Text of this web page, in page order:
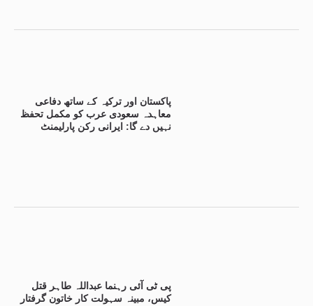
پاکستان اور ترکیہ کے ساتھ دفاعی
معاہدہ سعودی عرب کو مکمل تحفظ
نہیں دے گا: ایرانی رکن پارلیمنٹ
پی ٹی آئی رہنما عبداللہ طاہر قتل
کیس، مبینہ سہولت کار خاتون گرفتار